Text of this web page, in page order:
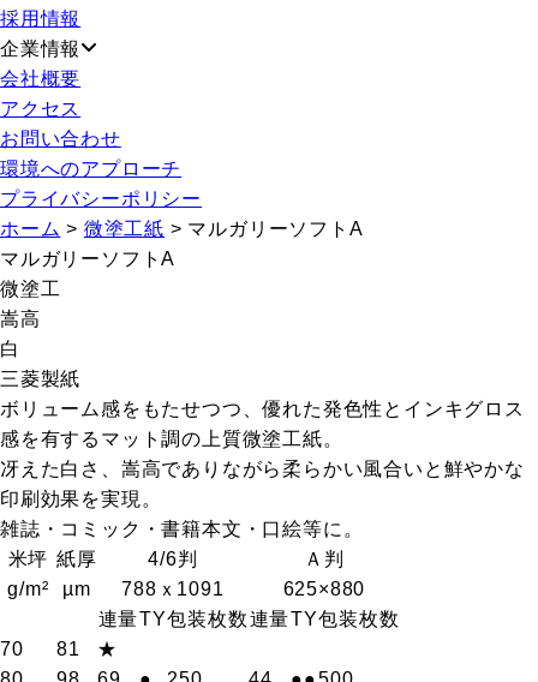
採用情報
企業情報
会社概要
アクセス
お問い合わせ
環境へのアプローチ
プライバシーポリシー
ホーム > 微塗工紙 > マルガリーソフトA
マルガリーソフトA
微塗工
嵩高
白
三菱製紙
ボリューム感をもたせつつ、優れた発色性とインキグロス
感を有するマット調の上質微塗工紙。
冴えた白さ、嵩高でありながら柔らかい風合いと鮮やかな
印刷効果を実現。
雑誌・コミック・書籍本文・口絵等に。
米坪
g/m²
紙厚
µm
4/6判
788ｘ1091
Ａ判
625×880
連量TY包装枚数連量TY包装枚数
70
81
★